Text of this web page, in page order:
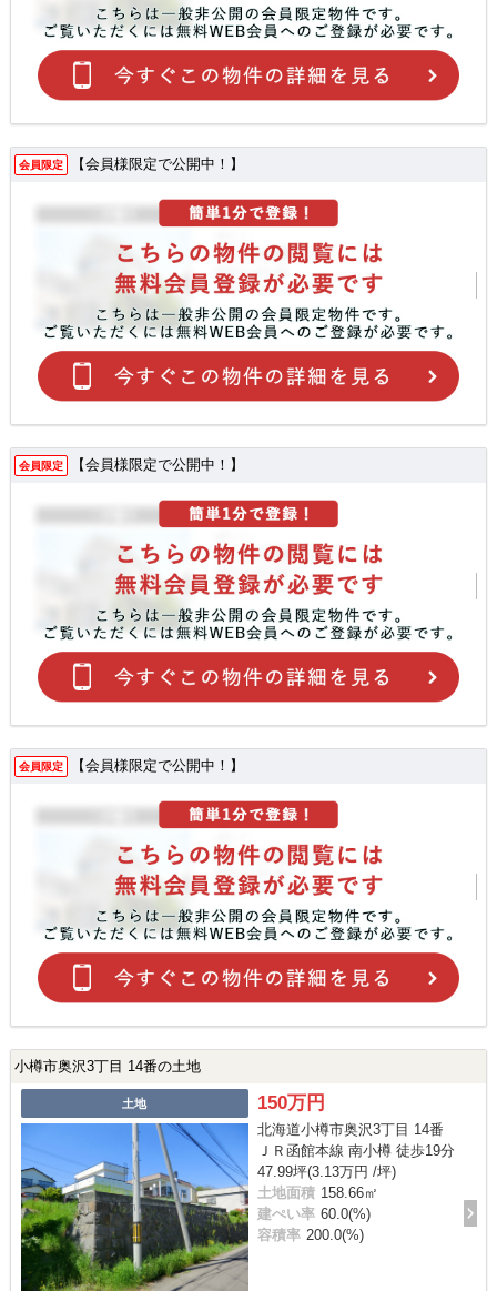
会員限定 【会員様限定で公開中！】
会員限定 【会員様限定で公開中！】
会員限定 【会員様限定で公開中！】
小樽市奥沢3丁目 14番の土地
土地 150万円
北海道小樽市奥沢3丁目 14番
ＪＲ函館本線 南小樽 徒歩19分
47.99坪(3.13万円 /坪)
土地面積 158.66㎡
建ぺい率 60.0(%)
容積率 200.0(%)